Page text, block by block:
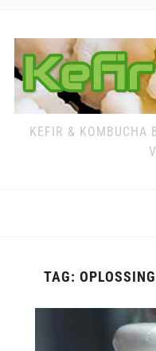
KEFIR & KOMBUCHA
TAG: